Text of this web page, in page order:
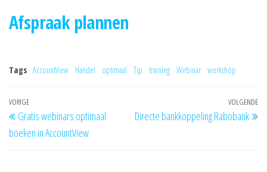
Afspraak plannen
Tags AccountView Handel optimaal Tip training Webinar workshop
Bericht
navigatie
Vorig
bericht
VORIGE
Gratis webinars optimaal
boeken in AccountView
VOLGENDE
Directe bankkoppeling Rabobank